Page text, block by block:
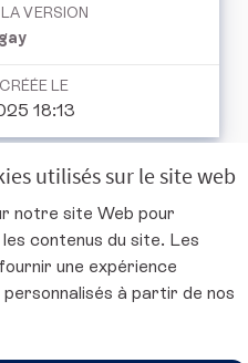
utilisés sur le site web
notre site Web pour
contenus du site. Les
une expérience
à partir de nos
VERSION
LE
18:13